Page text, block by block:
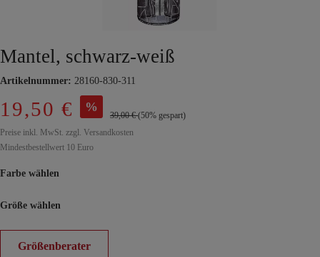
Mantel, schwarz-weiß
Artikelnummer: 28160-830-311
19,50 € %
39,00 €(50% gespart)
Preise inkl. MwSt. zzgl. Versandkosten
Mindestbestellwert 10 Euro
Farbe wählen
Größe wählen
Größenberater